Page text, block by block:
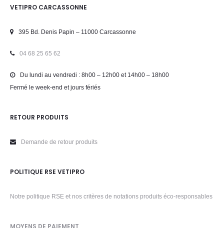
VETIPRO CARCASSONNE
395 Bd. Denis Papin – 11000 Carcassonne
04 68 25 65 62
Du lundi au vendredi : 8h00 – 12h00 et 14h00 – 18h00
Fermé le week-end et jours fériés
RETOUR PRODUITS
Demande de retour produits
POLITIQUE RSE VETIPRO
Notre politique RSE et nos critères de notations produits éco-responsables
MOYENS DE PAIEMENT